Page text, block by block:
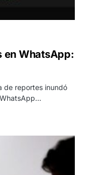
en WhatsApp:
de reportes inundó